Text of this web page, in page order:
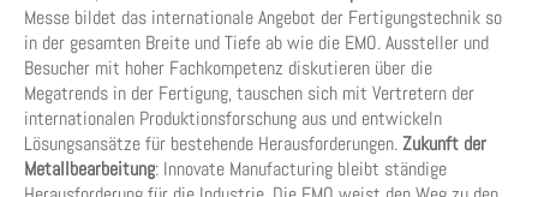
Messe bildet das internationale Angebot der Fertigungstechnik so
in der gesamten Breite und Tiefe ab wie die EMO. Aussteller und
Besucher mit hoher Fachkompetenz diskutieren über die
Megatrends in der Fertigung, tauschen sich mit Vertretern der
internationalen Produktionsforschung aus und entwickeln
Lösungsansätze für bestehende Herausforderungen.Zukunft der
Metallbearbeitung: Innovate Manufacturing bleibt ständige